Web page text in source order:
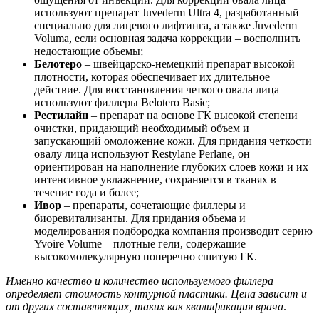
используют препарат Juvederm Ultra 4, разработанный
специально для лицевого лифтинга, а также Juvederm
Voluma, если основная задача коррекции – восполнить
недостающие объемы;
Белотеро – швейцарско-немецкий препарат высокой
плотности, которая обеспечивает их длительное
действие. Для восстановления четкого овала лица
используют филлеры Belotero Basic;
Рестилайн – препарат на основе ГК высокой степени
очистки, придающий необходимый объем и
запускающий омоложение кожи. Для придания четкости
овалу лица используют Restylane Perlane, он
ориентирован на наполнение глубоких слоев кожи и их
интенсивное увлажнение, сохраняется в тканях в
течение года и более;
Ивор – препараты, сочетающие филлеры и
биоревитализанты. Для придания объема и
моделирования подбородка компания производит серию
Yvoire Volume – плотные гели, содержащие
высокомолекулярную поперечно сшитую ГК.
Именно качество и количество используемого филлера
определяет стоимость контурной пластики. Цена зависит и
от других составляющих, таких как квалификация врача.